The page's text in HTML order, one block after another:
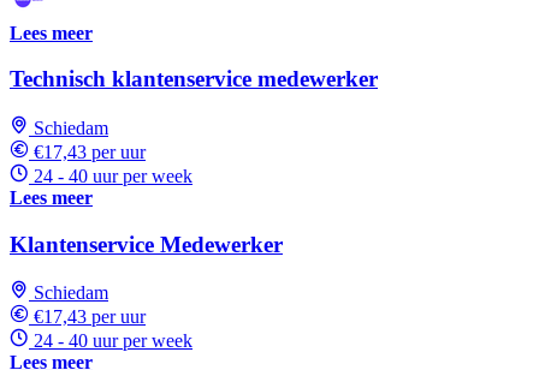
Lees meer
Technisch klantenservice medewerker
Schiedam
€17,43 per uur
24 - 40 uur per week
Lees meer
Klantenservice Medewerker
Schiedam
€17,43 per uur
24 - 40 uur per week
Lees meer